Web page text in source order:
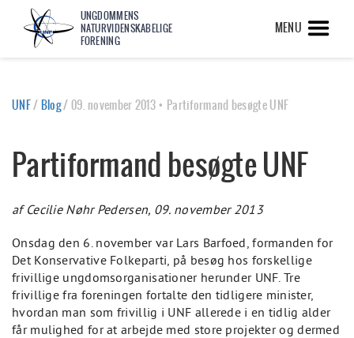
UNGDOMMENS
NATURVIDENSKABELIGE
FORENING
MENU
UNF/Blog/09. november 2013 • Partiformand besøgte UNF
Partiformand besøgte UNF
af Cecilie Nøhr Pedersen, 09. november 2013
Onsdag den 6. november var Lars Barfoed, formanden for
Det Konservative Folkeparti, på besøg hos forskellige
frivillige ungdomsorganisationer herunder UNF. Tre
frivillige fra foreningen fortalte den tidligere minister,
hvordan man som frivillig i UNF allerede i en tidlig alder
får mulighed for at arbejde med store projekter og dermed